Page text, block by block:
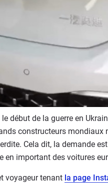
début de la guerre en
constructeurs mondiaux
Cela dit, la demande
en important des voitures
voyageur tenant la page